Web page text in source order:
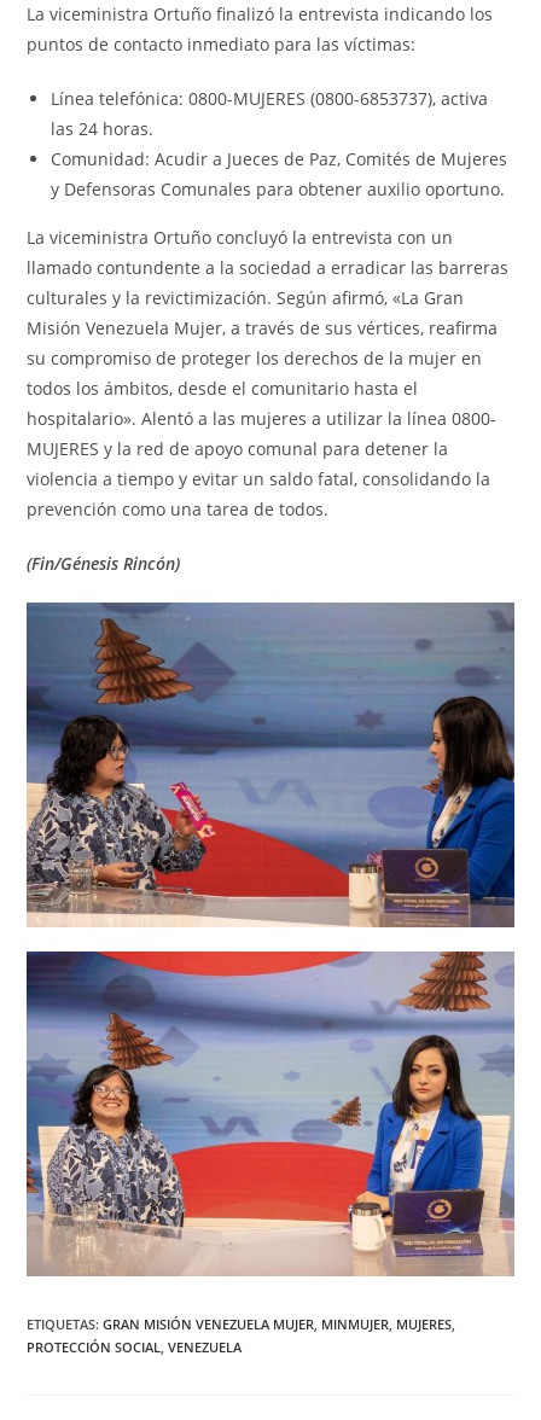
La viceministra Ortuño finalizó la entrevista indicando los
puntos de contacto inmediato para las víctimas:
Línea telefónica: 0800-MUJERES (0800-6853737), activa
las 24 horas.
Comunidad: Acudir a Jueces de Paz, Comités de Mujeres
y Defensoras Comunales para obtener auxilio oportuno.
La viceministra Ortuño concluyó la entrevista con un
llamado contundente a la sociedad a erradicar las barreras
culturales y la revictimización. Según afirmó, «La Gran
Misión Venezuela Mujer, a través de sus vértices, reafirma
su compromiso de proteger los derechos de la mujer en
todos los ámbitos, desde el comunitario hasta el
hospitalario». Alentó a las mujeres a utilizar la línea 0800-
MUJERES y la red de apoyo comunal para detener la
violencia a tiempo y evitar un saldo fatal, consolidando la
prevención como una tarea de todos.
(Fin/Génesis Rincón)
ETIQUETAS:GRAN MISIÓN VENEZUELA MUJER MINMUJER MUJERES
PROTECCIÓN SOCIAL
VENEZUELA